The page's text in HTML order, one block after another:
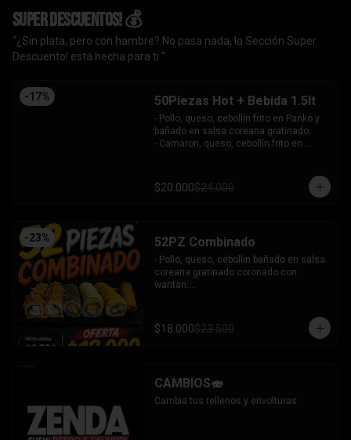
SUPER DESCUENTOS! 💰
“¿Sin plata, pero con hambre? No pasa nada, la Sección Super
Descuento! está hecha para ti “
-17% 50Piezas Hot + Bebida 1.5lt
- Pollo, queso, cebollín frito en Panko y
bañado en salsa coreana gratinado.
- Camaron, queso, cebollín frito en
bañado en salsa tari.
- Salmón, queso, cebollín frito en Panko.
$20.000$24.000
-23% 52PZ Combinado
- Pollo, queso, cebollin bañado en salsa
coreana gratinado coronado con
wantan.
wantan.
-kanikama, palta envuelto en sesamo.
gratinado.
+ 2 arrollado primavera.
$18.000$23.500
CAMBIOS🍣
Cambia tus rellenos y envolturas.